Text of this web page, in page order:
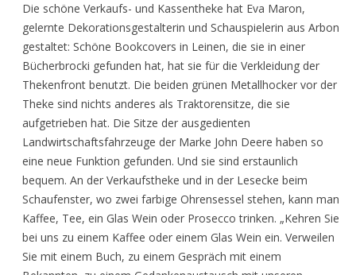
Die schöne Verkaufs- und Kassentheke hat Eva Maron,
gelernte Dekorationsgestalterin und Schauspielerin aus Arbon
gestaltet: Schöne Bookcovers in Leinen, die sie in einer
Bücherbrocki gefunden hat, hat sie für die Verkleidung der
Thekenfront benutzt. Die beiden grünen Metallhocker vor der
Theke sind nichts anderes als Traktorensitze, die sie
aufgetrieben hat. Die Sitze der ausgedienten
Landwirtschaftsfahrzeuge der Marke John Deere haben so
eine neue Funktion gefunden. Und sie sind erstaunlich
bequem. An der Verkaufstheke und in der Lesecke beim
Schaufenster, wo zwei farbige Ohrensessel stehen, kann man
Kaffee, Tee, ein Glas Wein oder Prosecco trinken. „Kehren Sie
bei uns zu einem Kaffee oder einem Glas Wein ein. Verweilen
Sie mit einem Buch, zu einem Gespräch mit einem